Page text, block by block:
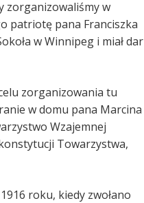
zorganizowaliśmy w
patriotę pana Franciszka
w Winnipeg i miał dar
zorganizowania tu
w domu pana Marcina
Wzajemnej
Towarzystwa,
roku, kiedy zwołano